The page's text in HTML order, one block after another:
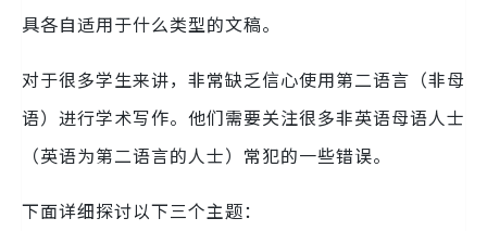
具各自适用于什么类型的文稿。
对于很多学生来讲，非常缺乏信心使用第二语言（非母
语）进行学术写作。他们需要关注很多非英语母语人士
（英语为第二语言的人士）常犯的一些错误。
下面详细探讨以下三个主题：